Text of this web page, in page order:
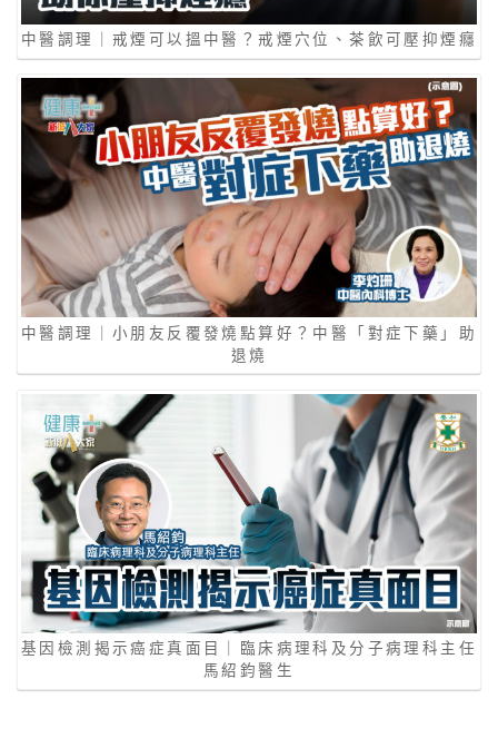
中醫調理｜戒煙可以搵中醫？戒煙穴位、茶飲可壓抑煙癮
中醫調理｜小朋友反覆發燒點算好？中醫「對症下藥」助
退燒
基因檢測揭示癌症真面目｜臨床病理科及分子病理科主任
馬紹鈞醫生